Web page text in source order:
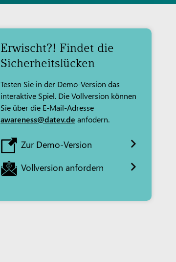
Erwischt?! Findet die
Sicherheitslücken
Testen Sie in der Demo-Version das
interaktive Spiel. Die Vollversion können
Sie über die E-Mail-Adresse
awareness@datev.de anfodern.
Zur Demo-Version
Vollversion anfordern